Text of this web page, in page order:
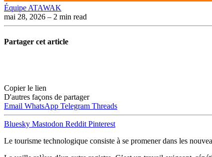
Équipe ATAWAK
mai 28, 2026 – 2 min read
Partager cet article
Copier le lien
D'autres façons de partager
Email WhatsApp Telegram Threads
Bluesky Mastodon Reddit Pinterest
Le tourisme technologique consiste à se promener dans les